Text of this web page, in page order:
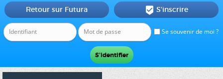
Se souvenir de moi ?
Retour sur Futura  S'inscrire